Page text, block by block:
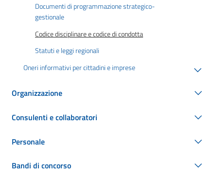
Documenti di programmazione strategico-
gestionale
Codice disciplinare e codice di condotta
Statuti e leggi regionali
Oneri informativi per cittadini e imprese
Organizzazione
Consulenti e collaboratori
Personale
Bandi di concorso